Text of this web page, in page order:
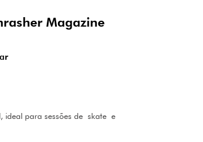
Magazine
ideal para sessões de skate e